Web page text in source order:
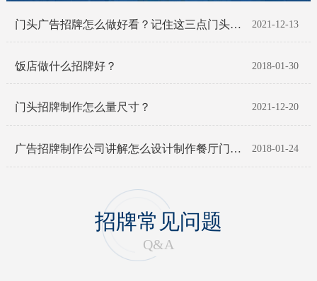
2021-12-13
门头广告招牌怎么做好看？记住这三点门头招牌脱颖而出！
2018-01-30
饭店做什么招牌好？
2021-12-20
门头招牌制作怎么量尺寸？
2018-01-24
广告招牌制作公司讲解怎么设计制作餐厅门头招牌
招牌常见问题
Q&A